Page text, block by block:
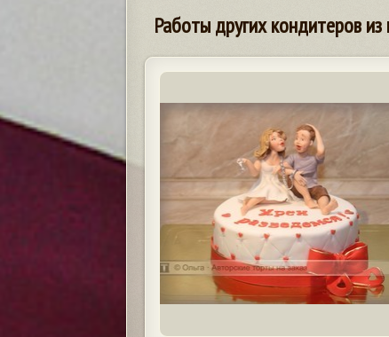
Работы других кондитеров